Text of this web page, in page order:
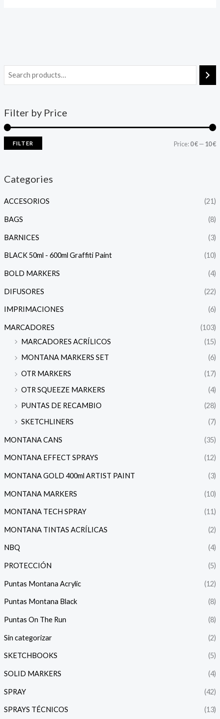
Filter by Price
FILTER Price:0 €—10 €
Categories
ACCESORIOS (21)
BAGS (8)
BARNICES (3)
BLACK 50ml - 600ml Graffiti Paint (10)
BOLD MARKERS (4)
DIFUSORES (22)
IMPRIMACIONES (6)
MARCADORES
(103)
MARCADORES ACRÍLICOS
(15)
MONTANA MARKERS SET
(6)
OTR MARKERS
(17)
OTR SQUEEZE MARKERS
(4)
PUNTAS DE RECAMBIO
(28)
SKETCHLINERS
(7)
MONTANA CANS (35)
MONTANA EFFECT SPRAYS (12)
MONTANA GOLD 400ml ARTIST PAINT (3)
MONTANA MARKERS (10)
MONTANA TECH SPRAY (11)
MONTANA TINTAS ACRÍLICAS (2)
NBQ (4)
PROTECCIÓN (5)
Puntas Montana Acrylic (12)
Puntas Montana Black (8)
Puntas On The Run (8)
Sin categorizar (2)
SKETCHBOOKS (5)
SOLID MARKERS (4)
SPRAY (42)
SPRAYS TÉCNICOS (13)